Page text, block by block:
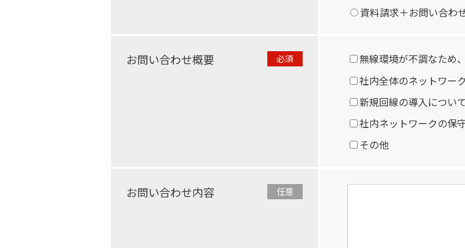
資料請求＋お問い合わ
お問い合わせ概要 必須
無線環境が不調なため
社内全体のネットワー
新規回線の導入につい
社内ネットワークの保
その他
お問い合わせ内容 任意